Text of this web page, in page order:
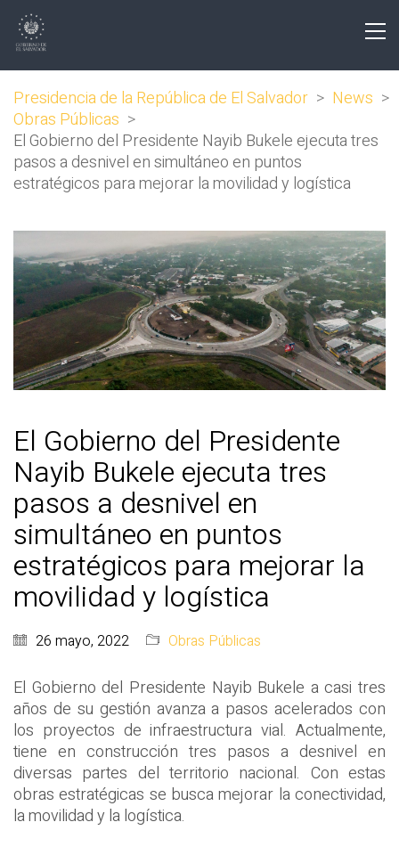
Presidencia de la República de El Salvador > News >
Obras Públicas >
El Gobierno del Presidente Nayib Bukele ejecuta tres
pasos a desnivel en simultáneo en puntos
estratégicos para mejorar la movilidad y logística
El Gobierno del Presidente
Nayib Bukele ejecuta tres
pasos a desnivel en
simultáneo en puntos
estratégicos para mejorar la
movilidad y logística
26 mayo, 2022 Obras Públicas
El Gobierno del Presidente Nayib Bukele a casi tres
años de su gestión avanza a pasos acelerados con
los proyectos de infraestructura vial. Actualmente,
tiene en construcción tres pasos a desnivel en
diversas partes del territorio nacional. Con estas
obras estratégicas se busca mejorar la conectividad,
la movilidad y la logística.